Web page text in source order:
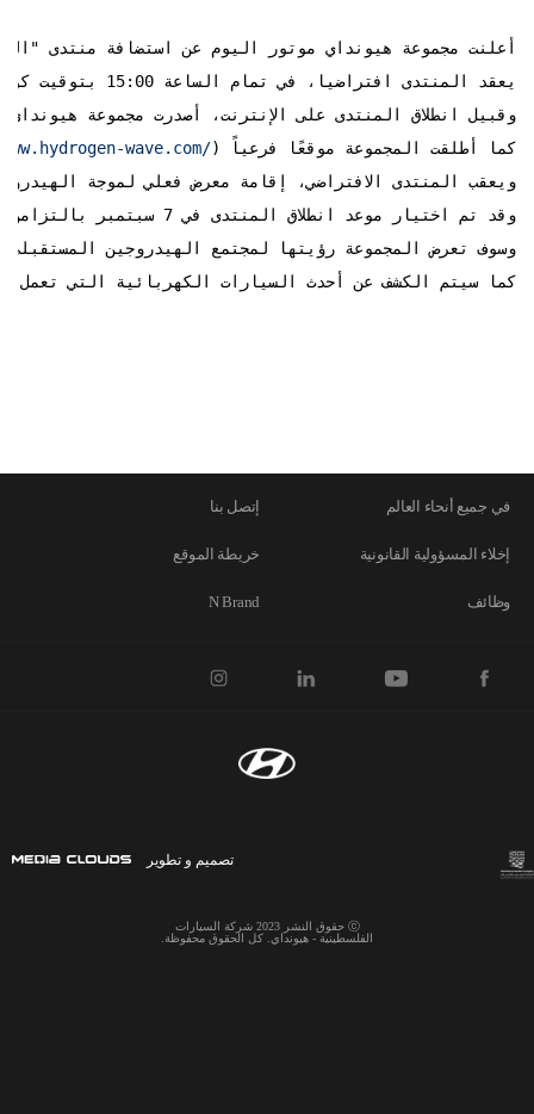
أعلنت مجموعة هيونداي موتور اليوم عن استضافة منتدى
يعقد المنتدى افتراضيا، في تمام الساعة 15:00 بتوقيت كوريا (06:00 بالتوقيت العالمي-
وقبيل انطلاق المنتدى على الإنترنت، أصدرت مجموعة
كما أطلقت المجموعة موقعًا فرعياً (wave.com/
ويعقب المنتدى الافتراضي، إقامة معرض فعلي لموجة الهيدروجين في
وقد تم اختيار موعد انطلاق المنتدى في 7 سبتمبر بالتزامن مع " اليوم الدولي لنقاوة الهواء من أجل سماء زرقاء" الذي يحتفى به في نفس اليوم، والذي سبق واقترحته كوريا الجنوبية وصدقت عليه الأمم المتحدة. ويعمل منتدى "الموجة الهيدروجينية" على توضيح الرؤية المستقبلية لطاقة الهيدروجين ومجتمع الهيدروجين العالمي على أساس خبرة وتجربة مجموعة هيونداي الغنية التي تمتد لعقود طويلة في مجال تطوير تكنولوجيا الهيدروجين.
وسوف تعرض المجموعة رؤيتها لمجتمع الهيدروجين
كما سيتم الكشف عن أحدث السيارات الكهربائية التي تعمل
في جميع أنحاء العالم إتصل بنا
إخلاء المسؤولية القانونية خريطة الموقع
وظائف N Brand
ⓒ حقوق النشر 2023 شركة السيارات
الفلسطينية - هيونداي. كل الحقوق محفوظة.
تصميم و تطوير